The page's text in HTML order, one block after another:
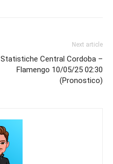
Next article
Statistiche Central Cordoba –
Flamengo 10/05/25 02:30
(Pronostico)